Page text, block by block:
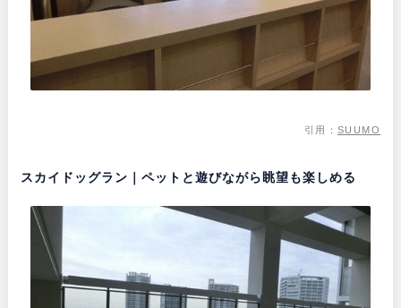
引用：SUUMO
スカイドッグラン｜ペットと遊びながら眺望も楽しめる